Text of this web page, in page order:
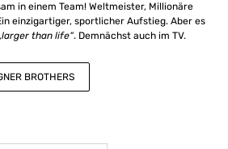
in einem Team! Weltmeister, Millionäre
einzigartiger, sportlicher Aufstieg. Aber es
larger than life“. Demnächst auch im TV.
BROTHERS